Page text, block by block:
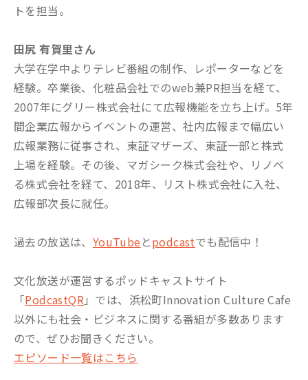
トを担当。
田尻 有賀里さん
大学在学中よりテレビ番組の制作、レポーターなどを
経験。卒業後、化粧品会社でのweb兼PR担当を経て、
2007年にグリー株式会社にて広報機能を立ち上げ。5年
間企業広報からイベントの運営、社内広報まで幅広い
広報業務に従事され、東証マザーズ、東証一部と株式
上場を経験。その後、マガシーク株式会社や、リノベ
る株式会社を経て、2018年、リスト株式会社に入社、
広報部次長に就任。
過去の放送は、 YouTubeとpodcastでも配信中！
文化放送が運営するポッドキャストサイト
「PodcastQR」では、浜松町Innovation Culture Cafe
以外にも社会・ビジネスに関する番組が多数あります
ので、ぜひお聞きください。
エピソード一覧はこちら